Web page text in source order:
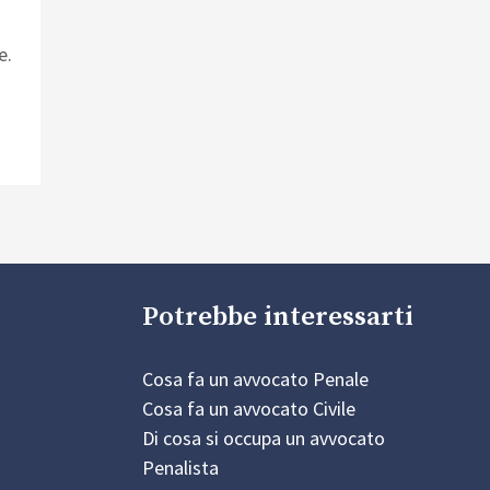
Potrebbe interessarti
Cosa fa un avvocato Penale
Cosa fa un avvocato Civile
Di cosa si occupa un avvocato
Penalista